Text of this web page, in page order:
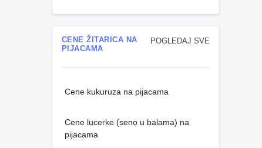
POGLEDAJ SVE
CENE ŽITARICA NA
PIJACAMA
Cene kukuruza na pijacama
Cene lucerke (seno u balama) na
pijacama